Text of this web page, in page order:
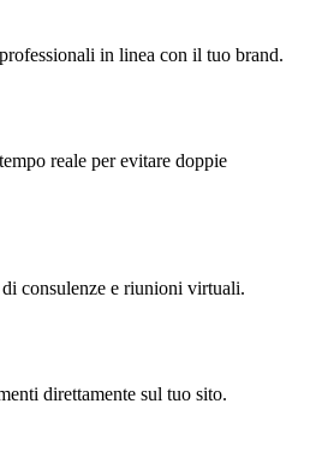
in linea con il tuo brand.
reale per evitare doppie
consulenze e riunioni virtuali.
direttamente sul tuo sito.